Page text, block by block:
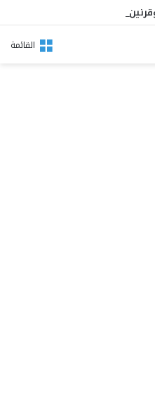
القائمة